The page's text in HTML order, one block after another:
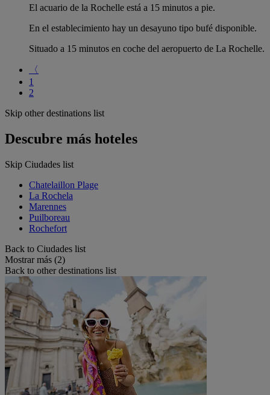
El acuario de la Rochelle está a 15 minutos a pie.
En el establecimiento hay un desayuno tipo bufé disponible.
Situado a 15 minutos en coche del aeropuerto de La Rochelle.
〈
1
2
Skip other destinations list
Descubre más hoteles
Skip Ciudades list
Chatelaillon Plage
La Rochela
Marennes
Puilboreau
Rochefort
Back to Ciudades list
Mostrar más (2)
Back to other destinations list